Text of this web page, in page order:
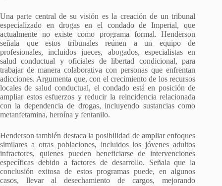
Una parte central de su visión es la creación de un tribunal
especializado en drogas en el condado de Imperial, que
actualmente no existe como programa formal. Henderson
señala que estos tribunales reúnen a un equipo de
profesionales, incluidos jueces, abogados, especialistas en
salud conductual y oficiales de libertad condicional, para
trabajar de manera colaborativa con personas que enfrentan
adicciones. Argumenta que, con el crecimiento de los recursos
locales de salud conductual, el condado está en posición de
ampliar estos esfuerzos y reducir la reincidencia relacionada
con la dependencia de drogas, incluyendo sustancias como
metanfetamina, heroína y fentanilo.
Henderson también destaca la posibilidad de ampliar enfoques
similares a otras poblaciones, incluidos los jóvenes adultos
infractores, quienes pueden beneficiarse de intervenciones
específicas debido a factores de desarrollo. Señala que la
conclusión exitosa de estos programas puede, en algunos
casos, llevar al desechamiento de cargos, mejorando